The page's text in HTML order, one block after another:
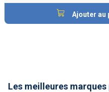
Ajouter au
Les meilleures